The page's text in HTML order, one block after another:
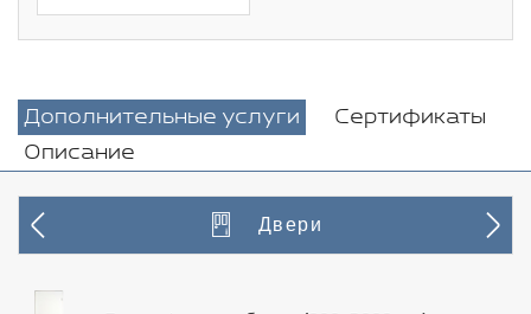
Дополнительные услуги
Сертификаты
Описание
Двери